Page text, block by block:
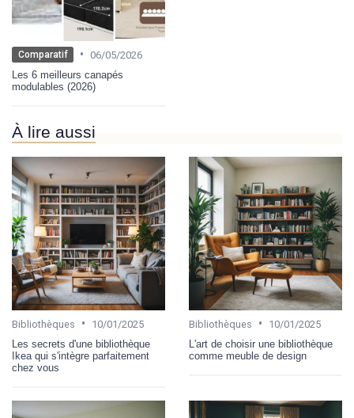
Comparatif • 06/05/2026
Les 6 meilleurs canapés
modulables (2026)
À lire aussi
Bibliothèques •
10/01/2025
Les secrets d'une bibliothèque
Ikea qui s'intègre parfaitement
chez vous
Bibliothèques •
10/01/2025
L'art de choisir une bibliothèque
comme meuble de design